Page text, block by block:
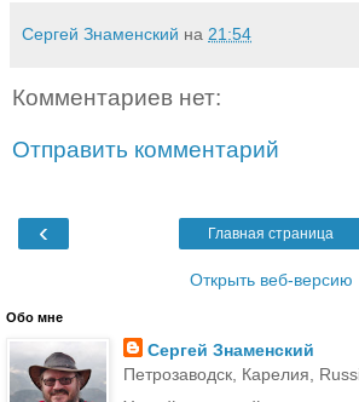
Сергей Знаменский на 21:54
Комментариев нет:
Отправить комментарий
‹ Главная страница
Открыть веб-версию
Обо мне
Сергей Знаменский
Петрозаводск, Карелия,